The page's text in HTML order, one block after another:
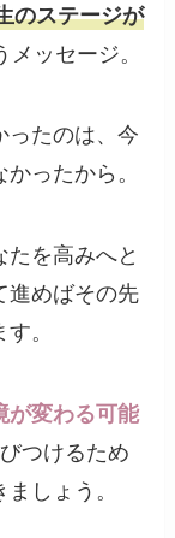
のステージが
メッセージ。
ったのは、今
ったから。
たを高みへと
進めばその先
。
が変わる可能
つけるため
しょう。